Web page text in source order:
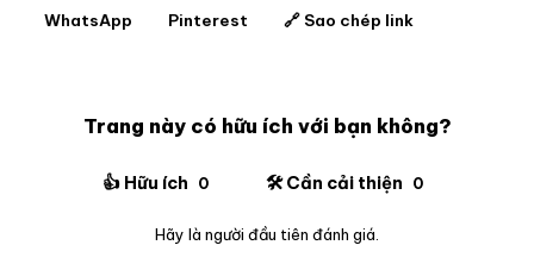
WhatsApp Pinterest 🔗 Sao chép link
Trang này có hữu ích với bạn không?
👍 Hữu ích 0 🛠️ Cần cải thiện 0
Hãy là người đầu tiên đánh giá.